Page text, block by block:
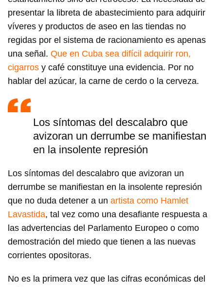
presentar la libreta de abastecimiento para adquirir
víveres y productos de aseo en las tiendas no
regidas por el sistema de racionamiento es apenas
una señal. Que en Cuba sea difícil adquirir ron,
cigarros y café constituye una evidencia. Por no
hablar del azúcar, la carne de cerdo o la cerveza.
Los síntomas del descalabro que
avizoran un derrumbe se manifiestan
en la insolente represión
Los síntomas del descalabro que avizoran un
derrumbe se manifiestan en la insolente represión
que no duda detener a un artista como Hamlet
Lavastida, tal vez como una desafiante respuesta a
las advertencias del Parlamento Europeo o como
demostración del miedo que tienen a las nuevas
corrientes opositoras.
No es la primera vez que las cifras económicas del